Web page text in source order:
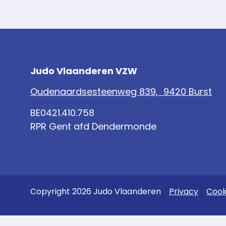
Judo Vlaanderen VZW
Oudenaardsesteenweg 839, 9420 Burst
BE0421.410.758
RPR Gent afd Dendermonde
Copyright 2026 Judo Vlaanderen Privacy